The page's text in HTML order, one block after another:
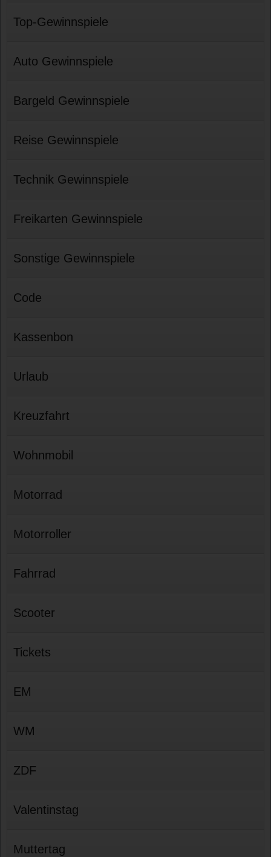
Top-Gewinnspiele
Auto Gewinnspiele
Bargeld Gewinnspiele
Reise Gewinnspiele
Technik Gewinnspiele
Freikarten Gewinnspiele
Sonstige Gewinnspiele
Code
Kassenbon
Urlaub
Kreuzfahrt
Wohnmobil
Motorrad
Motorroller
Fahrrad
Scooter
Tickets
EM
WM
ZDF
Valentinstag
Muttertag